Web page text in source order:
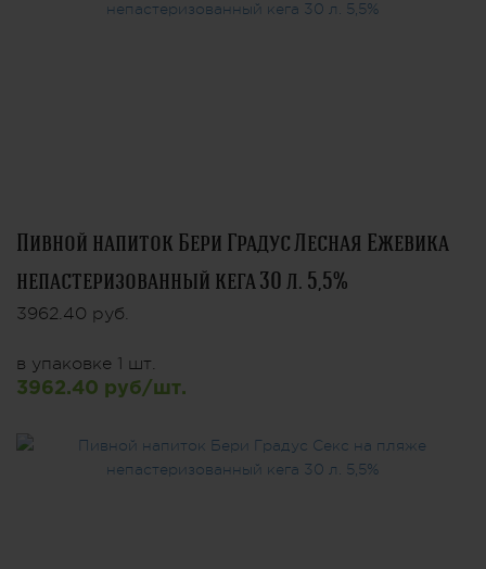
Пивной напиток Бери Градус Лесная Ежевика
непастеризованный кега 30 л. 5,5%
3962.40 руб.
в упаковке 1 шт.
3962.40 руб/шт.